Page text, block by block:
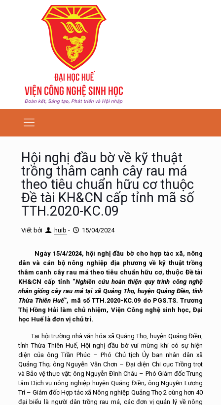
Hội nghị đầu bờ về kỹ thuật
trồng thâm canh cây rau má
theo tiêu chuẩn hữu cơ thuộc
Đề tài KH&CN cấp tỉnh mã số
TTH.2020-KC.09
Viết bởi huib - 15/04/2024
Ngày 15/4/2024, hội nghị đầu bờ cho hợp tác xã, nông
dân và cán bộ nông nghiệp địa phương về kỹ thuật trồng
thâm canh cây rau má theo tiêu chuẩn hữu cơ, thuộc Đề tài
KH&CN cấp tỉnh “Nghiên cứu hoàn thiện quy trình công nghệ
nhân giống cây rau má tại xã Quảng Thọ, huyện Quảng Điền, tỉnh
Thừa Thiên Huế”, mã số TTH.2020-KC.09 do PGS.TS. Trương
Thị Hồng Hải làm chủ nhiệm, Viện Công nghệ sinh học, Đại
học Huế là đơn vị chủ trì.
Tại hội trường nhà văn hóa xã Quảng Thọ, huyện Quảng Điền,
tỉnh Thừa Thiên Huế, Hội nghị đầu bờ vui mừng khi có sự hiện
diện của ông Trần Phúc – Phó Chủ tịch Ủy ban nhân dân xã
Quảng Thọ; ông Nguyễn Văn Chơn – Đại diện Chi cục Trồng trọt
và Bảo vệ thực vật; ông Nguyễn Đình Châu – Phó Giám đốc Trung
tâm Dịch vụ nông nghiệp huyện Quảng Điền; ông Nguyễn Lương
Trí – Giám đốc Hợp tác xã Nông nghiệp Quảng Thọ 2 cùng hơn 40
đại biểu là người dân trồng rau má, các đơn vị quản lý về nông